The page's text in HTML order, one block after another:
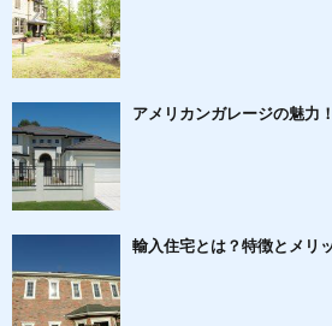
アメリカンガレージの魅力
輸入住宅とは？特徴とメリ